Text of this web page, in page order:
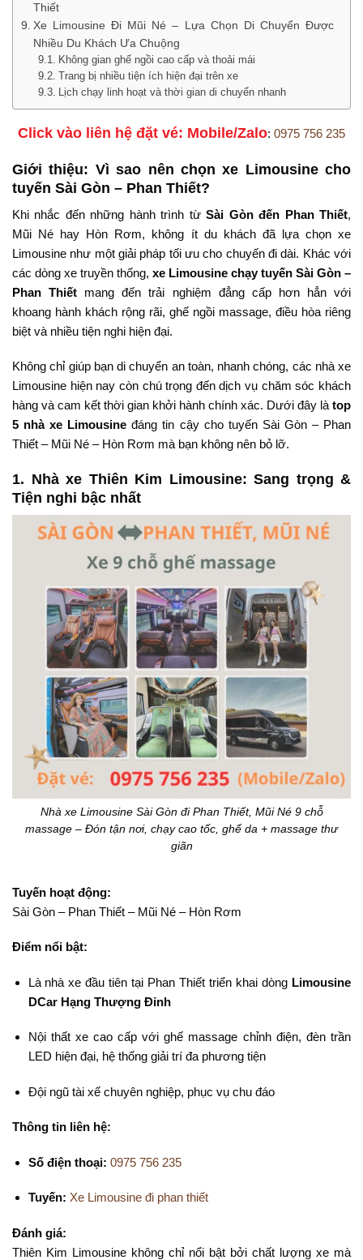
Thiết
Xe Limousine Đi Mũi Né – Lựa Chọn Di Chuyển Được
Nhiều Du Khách Ưa Chuộng
Không gian ghế ngồi cao cấp và thoải mái
Trang bị nhiều tiện ích hiện đại trên xe
Lịch chạy linh hoạt và thời gian di chuyển nhanh
Click vào liên hệ đặt vé: Mobile/Zalo: 0975 756 235
Giới thiệu: Vì sao nên chọn xe Limousine cho
tuyến Sài Gòn – Phan Thiết?
Khi nhắc đến những hành trình từSài Gòn đến Phan Thiết,
Mũi Né hay Hòn Rơm, không ít du khách đã lựa chọn xe
Limousine như một giải pháp tối ưu cho chuyến đi dài. Khác với
các dòng xe truyền thống, xe Limousine chạy tuyến Sài Gòn –
Phan Thiết mang đến trải nghiệm đẳng cấp hơn hẳn với
khoang hành khách rộng rãi, ghế ngồi massage, điều hòa riêng
biệt và nhiều tiện nghi hiện đại.
Không chỉ giúp bạn di chuyển an toàn, nhanh chóng, các nhà xe
Limousine hiện nay còn chú trọng đến dịch vụ chăm sóc khách
hàng và cam kết thời gian khởi hành chính xác. Dưới đây là top
5 nhà xe Limousine đáng tin cậy cho tuyến Sài Gòn – Phan
Thiết – Mũi Né – Hòn Rơm mà bạn không nên bỏ lỡ.
1. Nhà xe Thiên Kim Limousine: Sang trọng &
Tiện nghi bậc nhất
Nhà xe Limousine Sài Gòn đi Phan Thiết, Mũi Né 9 chỗ
massage – Đón tận nơi, chạy cao tốc, ghế da + massage thư
giãn
Tuyến hoạt động:
Sài Gòn – Phan Thiết – Mũi Né – Hòn Rơm
Điểm nổi bật:
Là nhà xe đầu tiên tại Phan Thiết triển khai dòng Limousine
DCar Hạng Thượng Đỉnh
Nội thất xe cao cấp với ghế massage chỉnh điện, đèn trần
LED hiện đại, hệ thống giải trí đa phương tiện
Đội ngũ tài xế chuyên nghiệp, phục vụ chu đáo
Thông tin liên hệ:
Số điện thoại: 0975 756 235
Tuyến: Xe Limousine đi phan thiết
Đánh giá:
Thiên Kim Limousine không chỉ nổi bật bởi chất lượng xe mà